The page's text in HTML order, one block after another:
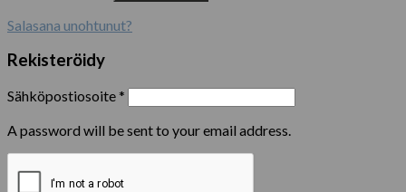
Salasana unohtunut?
Rekisteröidy
Sähköpostiosoite*
A password will be sent to your email address.